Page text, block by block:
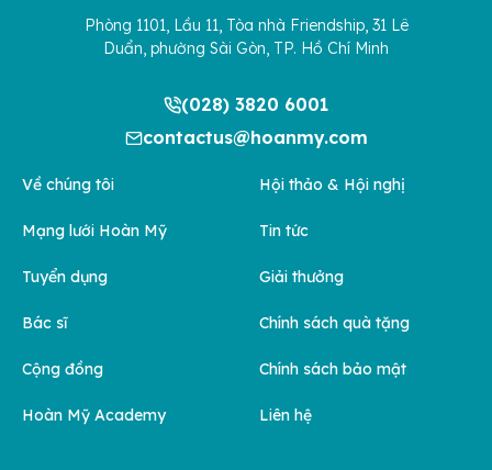
Phòng 1101, Lầu 11, Tòa nhà Friendship, 31 Lê
Duẩn, phường Sài Gòn, TP. Hồ Chí Minh
(028) 3820 6001
contactus@hoanmy.com
Về chúng tôi
Mạng lưới Hoàn Mỹ
Tuyển dụng
Bác sĩ
Cộng đồng
Hoàn Mỹ Academy
Hội thảo & Hội nghị
Tin tức
Giải thưởng
Chính sách quà tặng
Chính sách bảo mật
Liên hệ